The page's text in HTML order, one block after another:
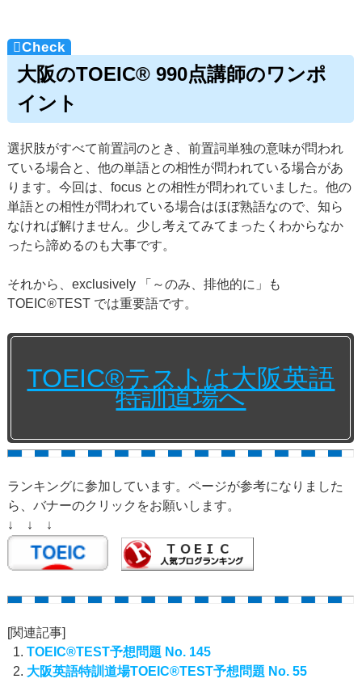
大阪のTOEIC® 990点講師のワンポ
イント
選択肢がすべて前置詞のとき、前置詞単独の意味が問われ
ている場合と、他の単語との相性が問われている場合があ
ります。今回は、focus との相性が問われていました。他の
単語との相性が問われている場合はほぼ熟語なので、知ら
なければ解けません。少し考えてみてまったくわからなか
ったら諦めるのも大事です。
それから、exclusively 「～のみ、排他的に」も
TOEIC®TEST では重要語です。
TOEIC®テストは大阪英語
特訓道場へ
ランキングに参加しています。ページが参考になりました
ら、バナーのクリックをお願いします。
↓ ↓ ↓
[関連記事]
TOEIC®TEST予想問題 No. 145
大阪英語特訓道場TOEIC®TEST予想問題 No. 55